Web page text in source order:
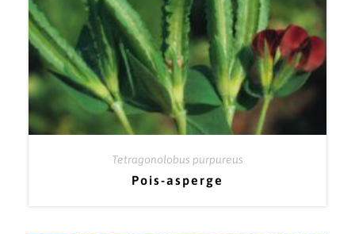
Tetragonolobus purpureus
Pois-asperge